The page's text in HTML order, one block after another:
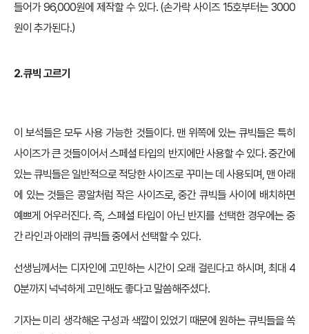
들어가 96,000원에 제작할 수 있다. (손가락 사이즈 15호부터는 3000
원이 추가된다.)
2. 큐빅 고르기
이 보석들은 모두 사용 가능한 것들이다. 맨 위쪽에 있는 큐빅들은 특히
사이즈가 큰 것들이어서 스페셜 타입의 반지에만 사용할 수 있다. 중간에
있는 큐빅들은 일반적으로 적당한 사이즈로 꾸미는 데 사용되며, 맨 아래
에 있는 것들은 콩알처럼 작은 사이즈로, 중간 큐빅들 사이에 배치하면
예쁘게 어우러진다. 즉, 스페셜 타입이 아닌 반지를 선택한 경우에는 중
간 라인과 아래의 큐빅들 중에서 선택할 수 있다.
선생님께서는 디자인에 고민하는 시간이 오래 걸린다고 하시며, 최대 4
0분까지 넉넉하게 고민해도 좋다고 말씀해주셨다.
기자는 미리 생각해온 구성과 색깔이 있었기 때문에 원하는 큐빅들을 쏙